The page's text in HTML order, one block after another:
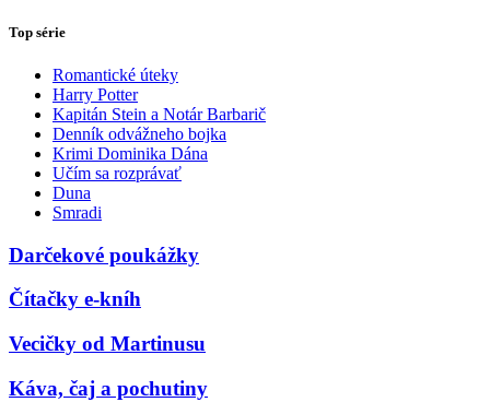
Top série
Romantické úteky
Harry Potter
Kapitán Stein a Notár Barbarič
Denník odvážneho bojka
Krimi Dominika Dána
Učím sa rozprávať
Duna
Smradi
Darčekové poukážky
Čítačky e-kníh
Vecičky od Martinusu
Káva, čaj a pochutiny